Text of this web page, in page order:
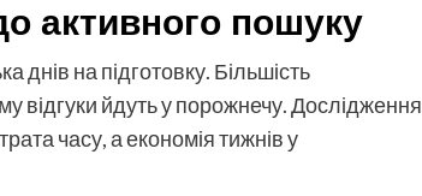
активного пошуку
днів на підготовку. Більшість
відгуки йдуть у порожнечу. Дослідження
часу, а економія тижнів у